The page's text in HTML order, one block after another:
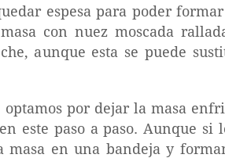
espesa para poder
con nuez moscada
aunque esta se puede
optamos por dejar la masa
este paso a paso. Aunque si
en una bandeja y